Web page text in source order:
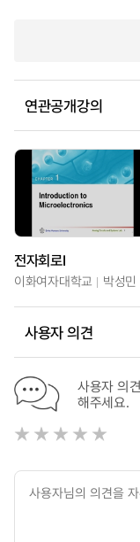
연관공개강의
전자회로I
이화여자대학교 박성민
사용자 의견
사용자 의
해주세요.